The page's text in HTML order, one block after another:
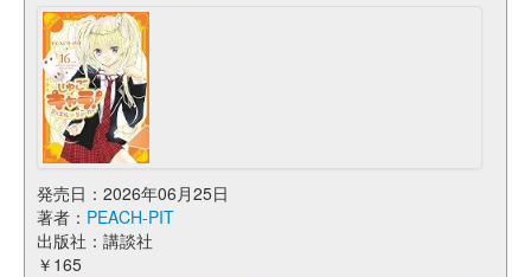
発売日：2026年06月25日
著者： PEACH-PIT
出版社：講談社
￥165